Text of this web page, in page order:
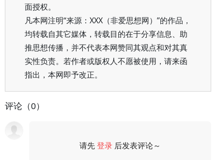
面授权。
凡本网注明“来源：XXX（非爱思想网）”的作品，
均转载自其它媒体，转载目的在于分享信息、助
推思想传播，并不代表本网赞同其观点和对其真
实性负责。若作者或版权人不愿被使用，请来函
指出，本网即予改正。
评论（0）
请先登录 后发表评论～